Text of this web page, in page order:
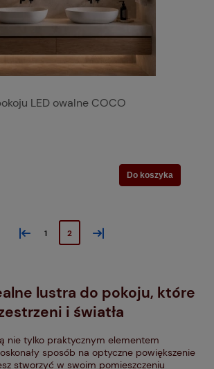
LED owalne COCO
Do koszyka
« 1 2 »
lustra do pokoju, które
i światła
nie tylko praktycznym elementem
sposób na optyczne powiększenie
stworzyć w swoim pomieszczeniu